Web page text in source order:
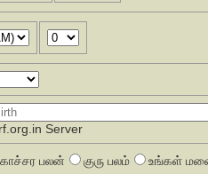
Server
பலன் குரு பலம் உங்கள்